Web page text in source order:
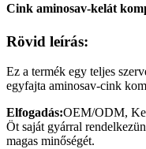
Cink aminosav-kelát
Rövid leírás:
Ez a termék egy teljes
egyfajta aminosav-cink
Elfogadás:OEM/ODM,
Öt saját gyárral
magas minőségét.